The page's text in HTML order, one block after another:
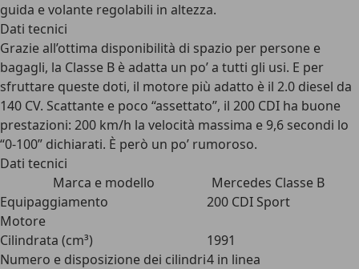
guida e volante regolabili in altezza.
Dati tecnici
Grazie all’ottima disponibilità di spazio per persone e
bagagli, la Classe B è adatta un po’ a tutti gli usi. E per
sfruttare queste doti, il motore più adatto è il 2.0 diesel da
140 CV. Scattante e poco “assettato”, il 200 CDI ha buone
prestazioni: 200 km/h la velocità massima e 9,6 secondi lo
“0-100” dichiarati. È però un po’ rumoroso.
Dati tecnici
Marca e modello
Mercedes Classe B
Equipaggiamento
200 CDI Sport
Motore
Cilindrata (cm³)
1991
Numero e disposizione dei cilindri4 in linea